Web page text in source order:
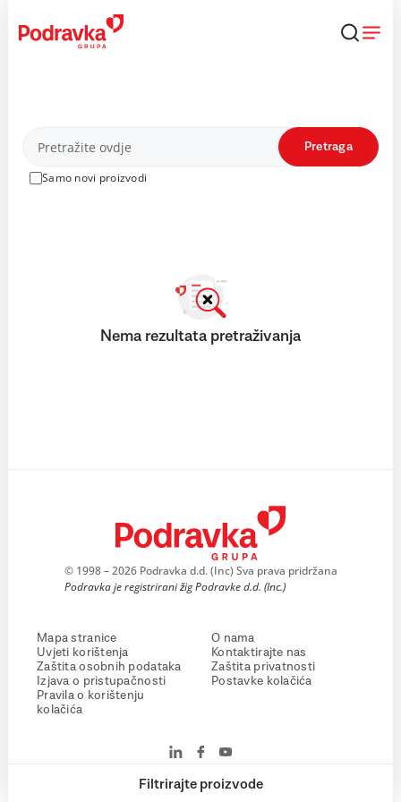
content
Proizvodi
Samo novi proizvodi
Pretraga
Filtrirajte proizvode
Nema rezultata pretraživanja
© 1998 – 2026 Podravka d.d. (Inc) Sva prava pridržana
Podravka je registrirani žig Podravke d.d. (Inc.)
Mapa stranice
Uvjeti korištenja
Zaštita osobnih podataka
Izjava o pristupačnosti
Pravila o korištenju
kolačića
O nama
Kontaktirajte nas
Zaštita privatnosti
Postavke kolačića